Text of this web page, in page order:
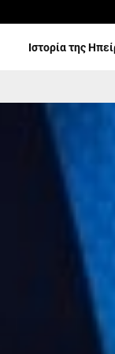
Ιστορία της